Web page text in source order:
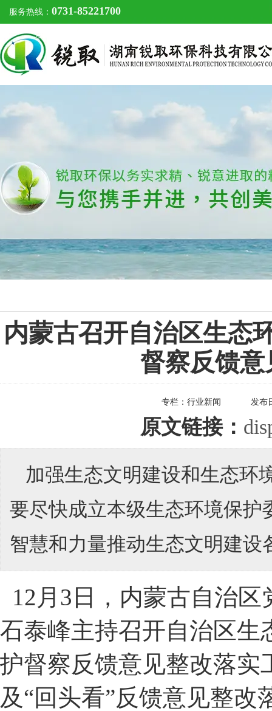
务热线：0731-85221700
内蒙古召开自治区生态
督察反馈
专栏： 行业新闻 发布
原文链接：
加强生态文明建设和生态环
要尽快成立本级生态环境保
智慧和力量推动生态文明建设
12月3日，内蒙古自治
石泰峰主持召开自治区生
护督察反馈意见整改落实
及“回头看”反馈意见整